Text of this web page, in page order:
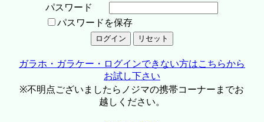
パスワード
パスワードを保存
ガラホ・ガラケー・ログインできない方はこちらから
お試し下さい
※不明点ございましたらノジマの携帯コーナーまでお
越しください。